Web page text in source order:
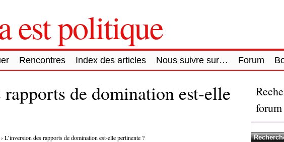
est politique
Rencontres Index des articles Nous suivre sur… Forum
rapports de domination est-elle
› L’inversion des rapports de domination est-elle pertinente ?
forum